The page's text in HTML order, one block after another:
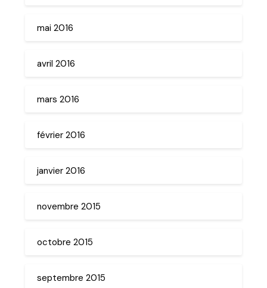
mai 2016
avril 2016
mars 2016
février 2016
janvier 2016
novembre 2015
octobre 2015
septembre 2015